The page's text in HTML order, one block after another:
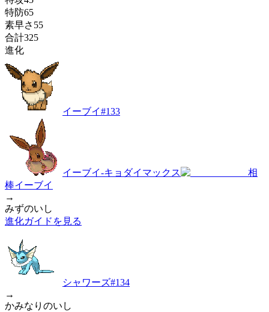
特防65
素早さ 55
合計325
進化
イーブイ#133
イーブイ-キョダイマックス
相
棒イーブイ
→
みずのいし
進化ガイドを見る
シャワーズ#134
→
かみなりのいし